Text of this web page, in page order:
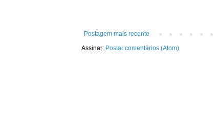
Postagem mais recente
Assinar: Postar comentários (Atom)